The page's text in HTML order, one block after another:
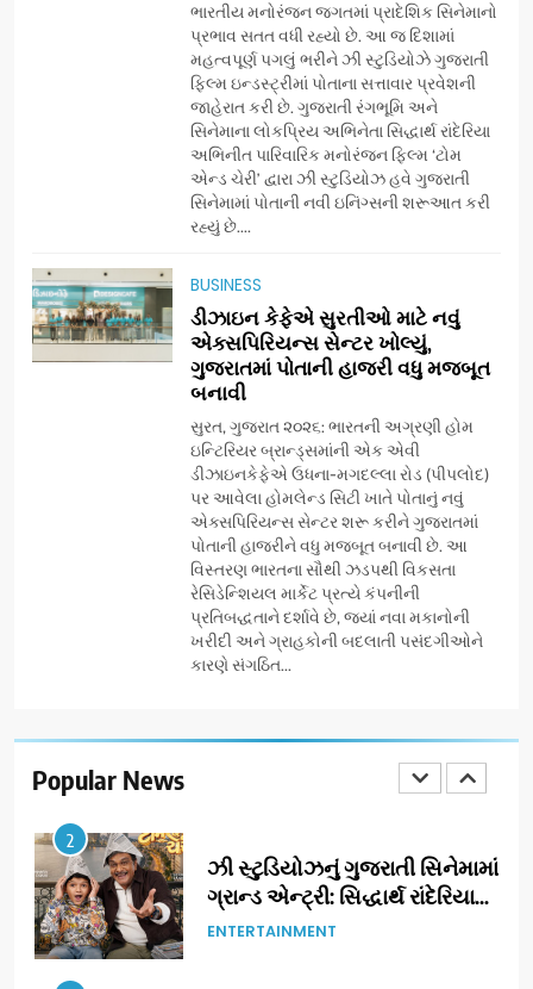
ભારતીય મનોરંજન જગતમાં પ્રાદેશિક સિનેમાનો
પ્રભાવ સતત વધી રહ્યો છે. આ જ દિશામાં
મહત્વપૂર્ણ પગલું ભરીને ઝી સ્ટુડિયોઝે ગુજરાતી
ફિલ્મ ઇન્ડસ્ટ્રીમાં પોતાના સત્તાવાર પ્રવેશની
જાહેરાત કરી છે. ગુજરાતી રંગભૂમિ અને
સિનેમાના લોકપ્રિય અભિનેતા સિદ્ધાર્થ રાંદેરિયા
અભિનીત પારિવારિક મનોરંજન ફિલ્મ ‘ટોમ
એન્ડ ચેરી’ દ્વારા ઝી સ્ટુડિયોઝ હવે ગુજરાતી
સિનેમામાં પોતાની નવી ઇનિંગ્સની શરૂઆત કરી
રહ્યું છે....
BUSINESS
ડીઝાઇન કેફેએ સુરતીઓ માટે નવું
એક્સપિરિયન્સ સેન્ટર ખોલ્યું,
ગુજરાતમાં પોતાની હાજરી વધુ મજબૂત
બનાવી
સુરત, ગુજરાત ૨૦૨૬: ભારતની અગ્રણી હોમ
ઇન્ટિરિયર બ્રાન્ડ્સમાંની એક એવી
ડીઝાઇનકેફેએ ઉધના-મગદલ્લા રોડ (પીપલોદ)
પર આવેલા હોમલેન્ડ સિટી ખાતે પોતાનું નવું
એક્સપિરિયન્સ સેન્ટર શરૂ કરીને ગુજરાતમાં
પોતાની હાજરીને વધુ મજબૂત બનાવી છે. આ
વિસ્તરણ ભારતના સૌથી ઝડપથી વિકસતા
રેસિડેન્શિયલ માર્કેટ પ્રત્યે કંપનીની
પ્રતિબદ્ધતાને દર્શાવે છે, જ્યાં નવા મકાનોની
ખરીદી અને ગ્રાહકોની બદલાતી પસંદગીઓને
કારણે સંગઠિત...
Popular News
177 દેશો અને 52 લાખ દર્શકો:
ગુજરાતી OTT પ્લેટફોર્મ ‘જોજો’
(JOJO) નો વિશ્વભરમાં દબદબો
BUSINESS
અમદાવાદમાં યોજાયેલા ‘ઓકલ્ટ
ટેરોટ રીડર પુનિતજી લુલ્લા એ ટેરોટ
કાર્ડ રીડિંગ અંગે માહિતી આપી
AHMEDABAD
8
ગ્લોબલ એક્સેલન્સ ફોરમ દ્વારા
નેશનલ લીડરશિપ કોન્કલેવ તથા
ભારત સમ્માન ૨૦૨૬નો ભવ્ય અને
પ્રતિષ્ઠિત કાર્યક્રમ નવી દિલ્હીમાં
સફળતાપૂર્વક યોજાયો
BUSINESS
ગેટ સેટ ગો રિવ્યુ: ગુજરાતી
સિનેમામાં એક્શન અને રોમાંચનો
એક તદ્દન નવો અને અનોખો
અંદાજ
ENTERTAINMENT
ગ્રાન્ડ એન્ટ્રી: સિદ્ધાર્થ રાંદેરિયાની
‘ટોમ એન્ડ ચેરી’ સાથે નવા યુગની
3
ડીઝાઇન કેફેએ સુરતીઓ માટે નવું
એક્સપિરિયન્સ સેન્ટર ખોલ્યું,
ગુજરાતમાં પોતાની હાજરી વધુ
BUSINESS